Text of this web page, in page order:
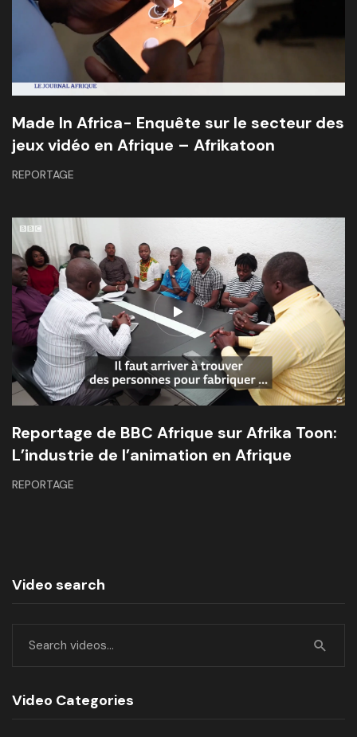
Made In Africa- Enquête sur le secteur des
jeux vidéo en Afrique – Afrikatoon
REPORTAGE
Reportage de BBC Afrique sur Afrika Toon:
L’industrie de l’animation en Afrique
REPORTAGE
Video search
Video Categories